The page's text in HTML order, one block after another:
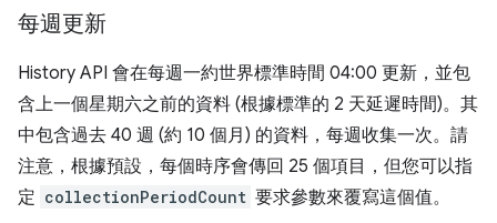
每週更新
History API 會在每週一約世界標準時間 04:00 更新，並包
含上一個星期六之前的資料 (根據標準的 2 天延遲時間)。其
中包含過去 40 週 (約 10 個月) 的資料，每週收集一次。請
注意，根據預設，每個時序會傳回 25 個項目，但您可以指
定 collectionPeriodCount 要求參數來覆寫這個值。